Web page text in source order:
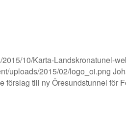
10/Karta-Landskronatunel-
uploads/2015/02/logo_oi.png
förslag till ny Öresundstunnel för